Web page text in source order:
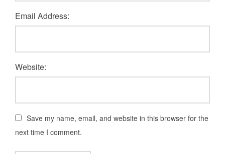
Email Address:
Website:
Save my name, email, and website in this browser for the
next time I comment.